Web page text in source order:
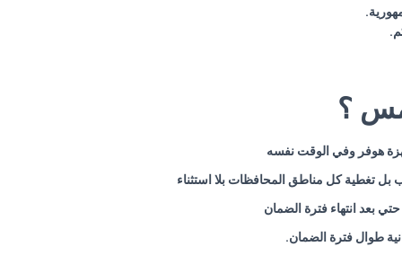
.
.
؟
هوفر وفي الوقت نفسه
تغطية كل مناطق المحافظات بلا استثناء
بعد انتهاء فترة الضمان
طوال فترة الضمان.